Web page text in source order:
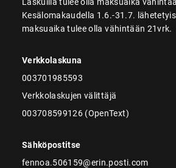
Kesälomakaudella 1.6.-31.7.
maksuaika tulee olla vähintään 21vrk.
Verkkolaskuna
003701985593
Verkkolaskujen välittäjä
003708599126 (OpenText)
Sähköpostitse
fennoa.506159@erin.posti.com